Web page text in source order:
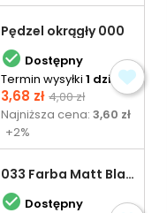
Pędzel okrągły 000
 Dostępny
Termin wysyłki 1 dzień
Cena
3,68 zł Cena
podstawowa
4,00 zł
Najniższa cena:3,60 zł
+2%
033 Farba Matt Black - olejna
 Dostępny